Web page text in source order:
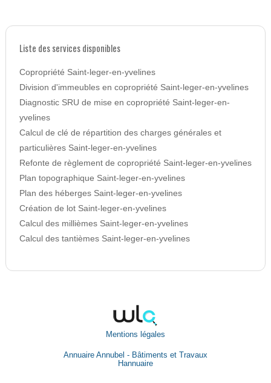
Liste des services disponibles
Copropriété Saint-leger-en-yvelines
Division d'immeubles en copropriété Saint-leger-en-yvelines
Diagnostic SRU de mise en copropriété Saint-leger-en-
yvelines
Calcul de clé de répartition des charges générales et
particulières Saint-leger-en-yvelines
Refonte de règlement de copropriété Saint-leger-en-yvelines
Plan topographique Saint-leger-en-yvelines
Plan des héberges Saint-leger-en-yvelines
Création de lot Saint-leger-en-yvelines
Calcul des millièmes Saint-leger-en-yvelines
Calcul des tantièmes Saint-leger-en-yvelines
Mentions légales
Annuaire Annubel - Bâtiments et Travaux
Hannuaire